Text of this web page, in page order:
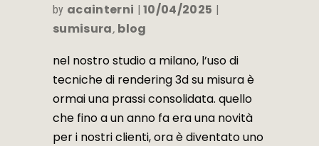
by acainterni
10/04/2025
sumisura, blog
nel nostro studio a milano, l’uso di
tecniche di rendering 3d su misura è
ormai una prassi consolidata. quello
che fino a un anno fa era una novità
per i nostri clienti, ora è diventato uno